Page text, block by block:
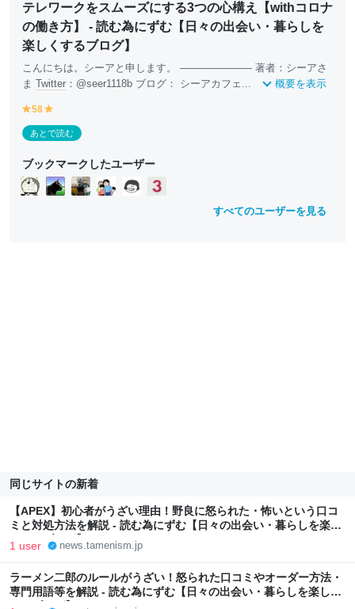
テレワークをスムーズにする3つの心構え【withコロナ
の働き方】 - 読む為にずむ【日々の出会い・暮らしを
楽しくするブログ】
こんにちは。シーアと申します。 ――――――― 著者：シーアさ
ま Twitter ：@seer1118b ブログ： シーアカフェ... 概要を表示
y
e
ll
w
58
e
ll
w
あとで読む
ブックマークしたユーザー
すべてのユーザーを見る
同じサイトの新着
【APEX】初心者がうざい理由！野良に怒られた・怖いという口コ
ミと対処方法を解説 - 読む為にずむ【日々の出会い・暮らしを楽し
くするブログ】
1 user news.tamenism.jp
ラーメン二郎のルールがうざい！怒られた口コミやオーダー方法・
専門用語等を解説 - 読む為にずむ【日々の出会い・暮らしを楽しく
するブログ】